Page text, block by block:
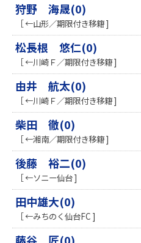
狩野 海晟(0)
［ ←山形／期限付き移籍 ]
松長根 悠仁(0)
［ ←川崎Ｆ／期限付き移籍 ]
由井 航太(0)
［ ←川崎Ｆ／期限付き移籍 ]
柴田 徹(0)
［ ←湘南／期限付き移籍 ]
後藤 裕二(0)
［ ←ソニー仙台 ]
田中雄大(0)
［ ←みちのく仙台FC ]